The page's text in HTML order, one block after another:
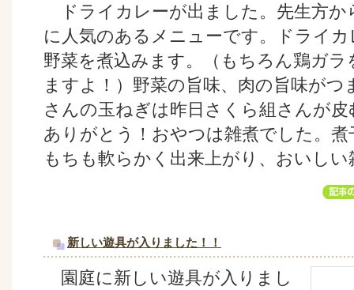
ドライカレーが出ました。先生方か
に人気のあるメニューです。ドライ
野菜を煮込みます。（もちろん鶏ガ
ますよ！）野菜の旨味、肉の旨味が
さんの玉ねぎは昨日さくら組さんが
ありがとう！おやつは雑煮でした。
もちも軟らかく出来上がり、おいし
新しい遊具が入りました！！
園庭に新しい遊具が入りまし